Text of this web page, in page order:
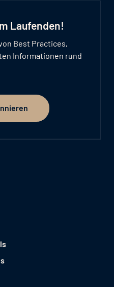
Laufenden!
Best Practices,
Informationen rund